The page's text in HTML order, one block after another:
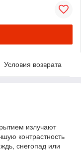
Условия возврата
излучают
контрастность
снегопад или